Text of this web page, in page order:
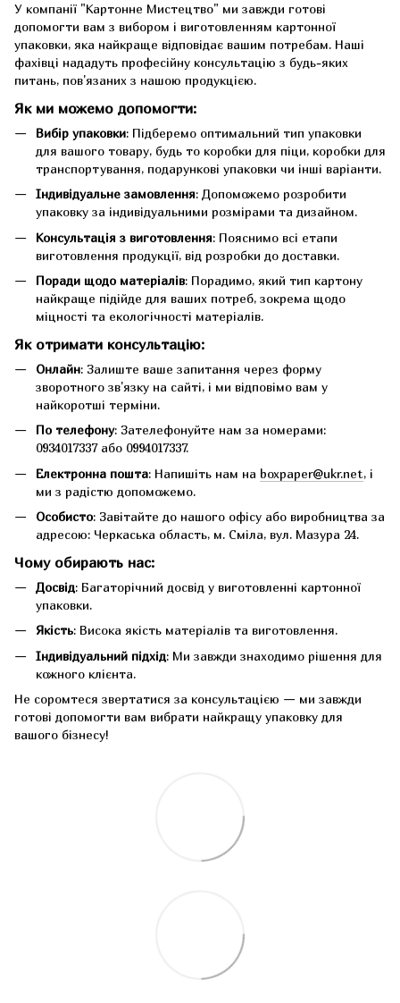
У компанії "Картонне Мистецтво" ми завжди готові
допомогти вам з вибором і виготовленням картонної
упаковки, яка найкраще відповідає вашим потребам. Наші
фахівці нададуть професійну консультацію з будь-яких
питань, пов'язаних з нашою продукцією.
Як ми можемо допомогти:
Вибір упаковки: Підберемо оптимальний тип упаковки
для вашого товару, будь то коробки для піци, коробки для
транспортування, подарункові упаковки чи інші варіанти.
Індивідуальне замовлення: Допоможемо розробити
упаковку за індивідуальними розмірами та дизайном.
Консультація з виготовлення: Пояснимо всі етапи
виготовлення продукції, від розробки до доставки.
Поради щодо матеріалів: Порадимо, який тип картону
найкраще підійде для ваших потреб, зокрема щодо
міцності та екологічності матеріалів.
Як отримати консультацію:
Онлайн: Залиште ваше запитання через форму
зворотного зв'язку на сайті, і ми відповімо вам у
найкоротші терміни.
По телефону: Зателефонуйте нам за номерами:
0934017337 або 0994017337.
Електронна пошта: Напишіть нам на boxpaper@ukr.net, і
ми з радістю допоможемо.
Особисто: Завітайте до нашого офісу або виробництва за
адресою: Черкаська область, м. Сміла, вул. Мазура 24.
Чому обирають нас:
Досвід: Багаторічний досвід у виготовленні картонної
упаковки.
Якість: Висока якість матеріалів та виготовлення.
Індивідуальний підхід: Ми завжди знаходимо рішення для
кожного клієнта.
Не соромтеся звертатися за консультацією — ми завжди
готові допомогти вам вибрати найкращу упаковку для
вашого бізнесу!